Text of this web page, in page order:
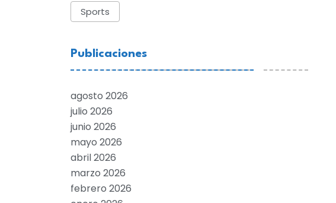
Sports
Publicaciones
agosto 2026
julio 2026
junio 2026
mayo 2026
abril 2026
marzo 2026
febrero 2026